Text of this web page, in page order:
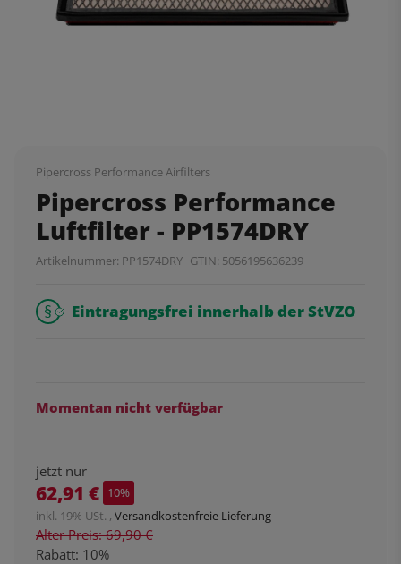
Pipercross Performance Airfilters
Pipercross Performance
Luftfilter - PP1574DRY
Artikelnummer: PP1574DRY GTIN: 5056195636239
Eintragungsfrei innerhalb der StVZO
Momentan nicht verfügbar
jetzt nur
62,91 € 10%
inkl. 19% USt. , Versandkostenfreie Lieferung
Alter Preis: 69,90 €
Rabatt: 10%